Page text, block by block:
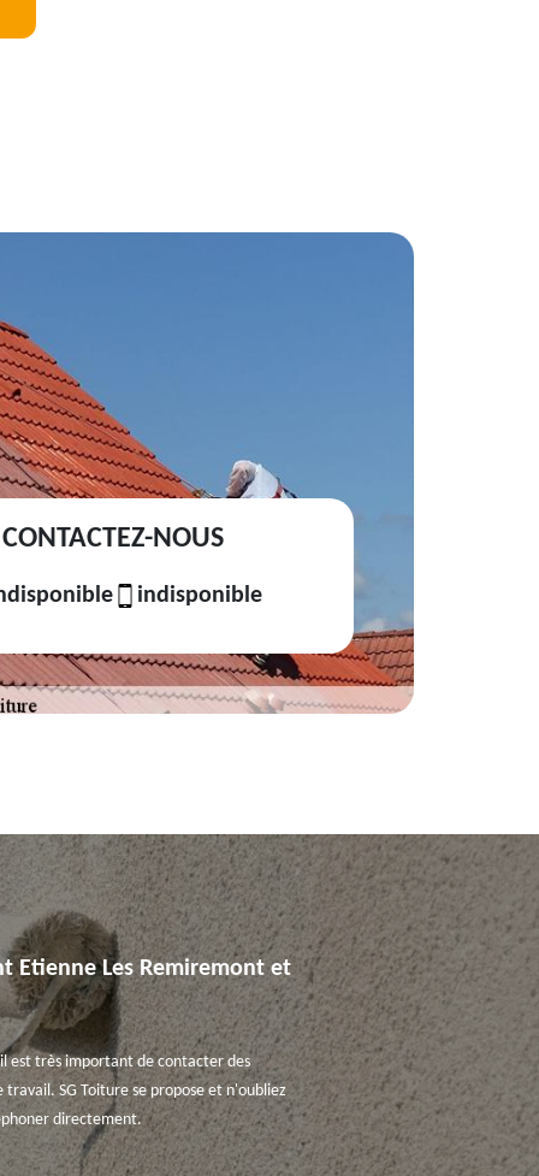
CONTACTEZ-NOUS
indisponible
Etienne Les Remiremont et
est très important de contacter des
SG Toiture se propose et n'oubliez
directement.